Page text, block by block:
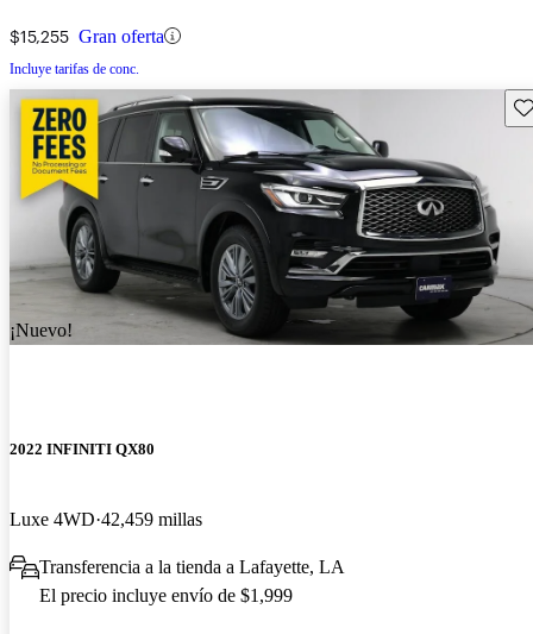
$15,255 Gran oferta
Incluye tarifas de conc.
¡Nuevo!
2022 INFINITI QX80
Luxe 4WD 42,459 millas
Transferencia a la tienda a Lafayette, LA
El precio incluye envío de $1,999